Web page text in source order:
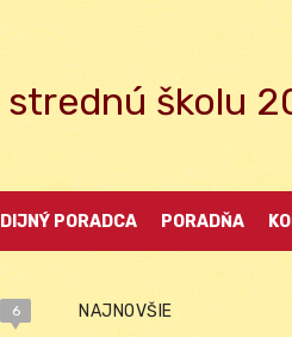
strednú školu
PORADCA PORADŇA
6 NAJNOVŠIE